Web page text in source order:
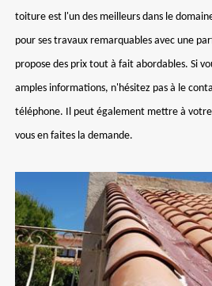
toiture est l'un des meilleurs dans le
pour ses travaux remarquables avec une
propose des prix tout à fait abordables. Si
amples informations, n'hésitez pas à le
téléphone. Il peut également mettre à
vous en faites la demande.